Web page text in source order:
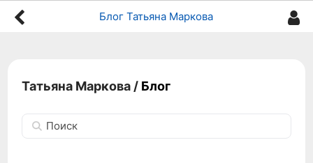
Блог Татьяна Маркова
Татьяна Маркова / Блог
Поиск